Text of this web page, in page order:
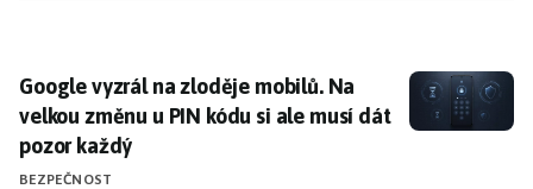
Google vyzrál na zloděje mobilů. Na velkou změnu u
Google vyzrál na zloděje mobilů. Na
velkou změnu u PIN kódu si ale musí dát
pozor každý
BEZPEČNOST